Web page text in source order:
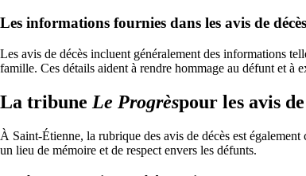
Les informations fournies dans les avis de décès
Les avis de décès incluent généralement des informations
famille. Ces détails aident à rendre hommage au défunt et à
La tribune Le Progrèspour les avis
À Saint-Étienne, la rubrique des avis de décès est également
un lieu de mémoire et de respect envers les défunts.